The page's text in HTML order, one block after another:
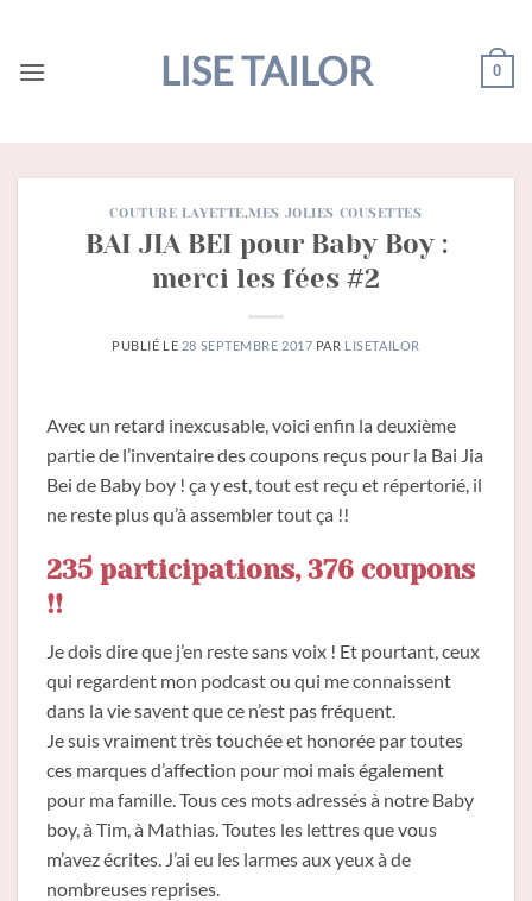
contenu
LISE TAILOR 0
COUTURE LAYETTE,MES JOLIES COUSETTES
BAI JIA BEI pour Baby Boy :
merci les fées #2
PUBLIÉ LE 28 SEPTEMBRE 2017 PAR LISETAILOR
Avec un retard inexcusable, voici enfin la deuxième
partie de l’inventaire des coupons reçus pour la Bai Jia
Bei de Baby boy ! ça y est, tout est reçu et répertorié, il
ne reste plus qu’à assembler tout ça !!
235 participations, 376 coupons
!!
Je dois dire que j’en reste sans voix ! Et pourtant, ceux
qui regardent mon podcast ou qui me connaissent
dans la vie savent que ce n’est pas fréquent.
Je suis vraiment très touchée et honorée par toutes
ces marques d’affection pour moi mais également
pour ma famille. Tous ces mots adressés à notre Baby
boy, à Tim, à Mathias. Toutes les lettres que vous
m’avez écrites. J’ai eu les larmes aux yeux à de
nombreuses reprises.